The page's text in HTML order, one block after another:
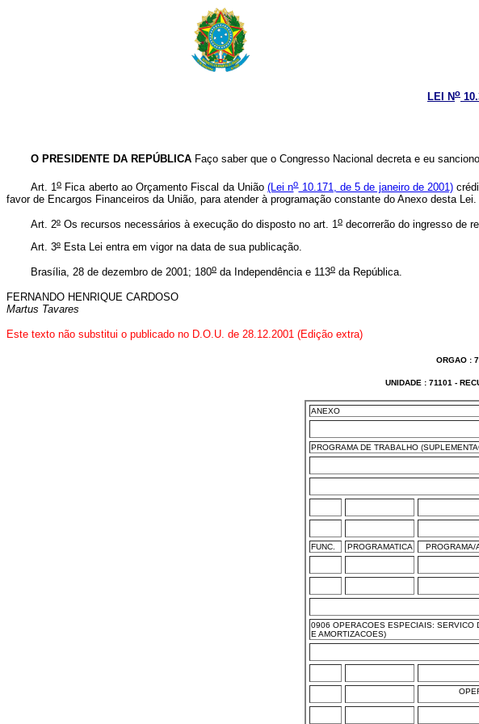
LEI No
O PRESIDENTE DA REPÚBLICA Faço saber que o Congresso Nacional decreta e eu
Art. 1oFica aberto ao Orçamento Fiscal da União(Lei no10.171, de 5 de janeiro de 2001)
favor de Encargos Financeiros da União, para atender à programação constante do Anexo desta Lei.
Art. 2º Os recursos necessários à execução do disposto no art. 1o decorrerão do ingresso de
Art. 3º Esta Lei entra em vigor na data de sua publicação.
Brasília, 28 de dezembro de 2001; 180o da Independência e 113o da República.
FERNANDO HENRIQUE CARDOSO
Martus Tavares
Este texto não substitui o publicado no D.O.U. de 28.12.2001 (Edição extra)
ORGAO :
UNIDADE : 71101 -
ANEXO
PROGRAMA DE TRABALHO
FUNC. PROGRAMATICA PROGRAMA/
0906 OPERACOES ESPECIAIS: SERVICO
E AMORTIZACOES)